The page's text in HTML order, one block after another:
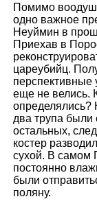
Помимо
одно важное
Неуймин в
Приехав в
цареубийц.
перспективные
еще не велись.
определялись?
два трупа были
остальных,
костер
сухой. В самом
постоянно
были
поляну.